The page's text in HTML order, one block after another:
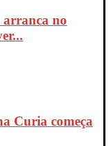
no
Curia começa